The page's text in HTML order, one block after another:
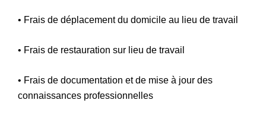
• Frais de déplacement du domicile au lieu de travail
• Frais de restauration sur lieu de travail
• Frais de documentation et de mise à jour des
connaissances professionnelles